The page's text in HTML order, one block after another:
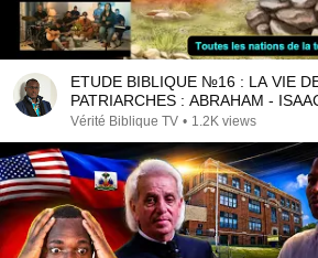
ETUDE BIBLIQUE №16 : LA VIE
PATRIARCHES : ABRAHAM -
Vérité Biblique TV • 1.2K views